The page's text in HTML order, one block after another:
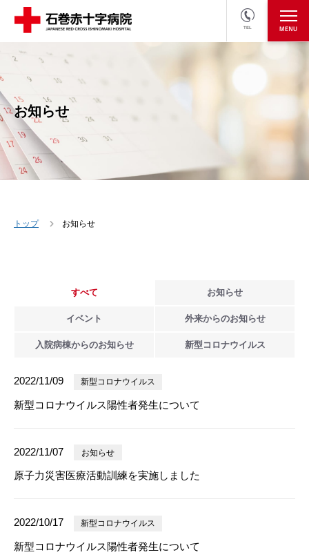
TEL
医療関係者の方
お知らせ
トップ お知らせ
すべて お知らせ
イベント 外来からのお知らせ
入院病棟からのお知らせ 新型 コロナウイルス
2022/11/09 新型コロナウイルス
新型コロナウイルス陽性者発生について
2022/11/07 お知らせ
原子力災害医療活動訓練を実施しました
2022/10/17 新型コロナウイルス
新型コロナウイルス陽性者発生について